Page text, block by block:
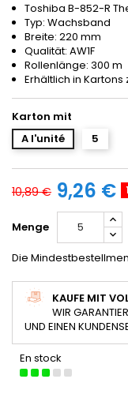
Toshiba B-852-R
Typ: Wachsband
Breite: 220 mm
Qualität: AW1F
Rollenlänge: 300 m
Erhältlich in Kartons
Karton mit
A l'unité
5
10,89 € 9,26 €
Menge
Die
KAUFE MIT
WIR
UND EINEN
En stock